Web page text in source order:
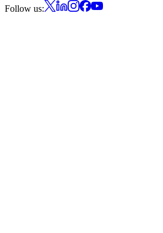
Follow us: